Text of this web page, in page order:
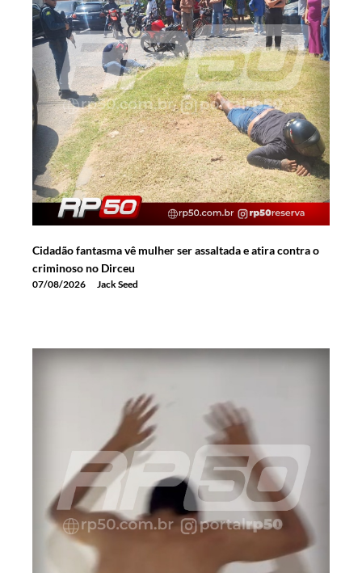
Cidadão fantasma vê mulher ser assaltada e atira contra o
criminoso no Dirceu
07/08/2026 Jack Seed